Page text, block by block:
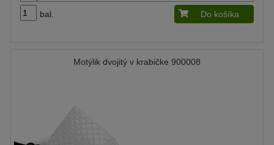
bal. Do košíka
Motýlik dvojitý v krabičke 900008